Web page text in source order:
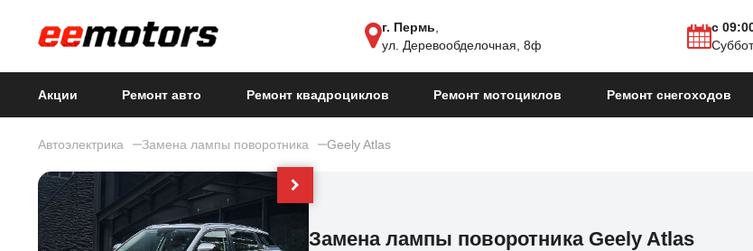
г. Пермь
ул. Деревообделочная, 8ф
с
Акции Ремонт авто Ремонт квадроциклов Ремонт мотоциклов Ремонт снегоходов
Автоэлектрика Замена лампы поворотника Geely Atlas
Замена лампы поворотника Geely Atlas